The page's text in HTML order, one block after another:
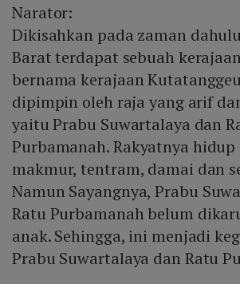
Narator:
Dikisahkan pada zaman
Barat terdapat sebuah
bernama kerajaan
dipimpin oleh raja yang arif
yaitu Prabu Suwartalaya dan
Purbamanah. Rakyatnya hidup
makmur, tentram, damai dan
Namun Sayangnya, Prabu
Ratu Purbamanah belum
anak. Sehingga, ini menjadi
Prabu Suwartalaya dan Ratu